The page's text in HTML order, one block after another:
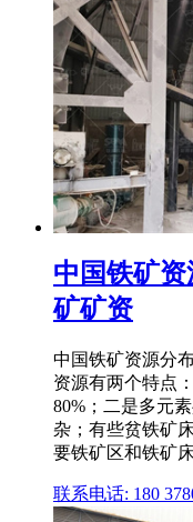
中国铁矿
矿矿资
中国铁矿资源分
资源有两个特点
80%；二是多元
杂；有些贫铁矿
要铁矿区和铁矿
联系电话: 180